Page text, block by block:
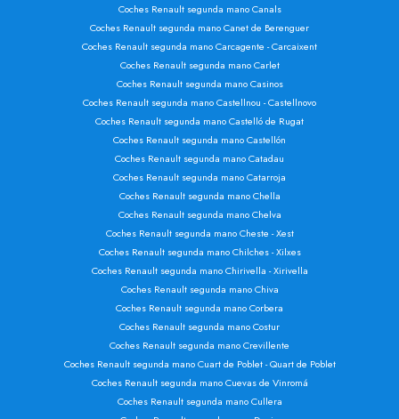
Coches Renault segunda mano Canals
Coches Renault segunda mano Canet de Berenguer
Coches Renault segunda mano Carcagente - Carcaixent
Coches Renault segunda mano Carlet
Coches Renault segunda mano Casinos
Coches Renault segunda mano Castellnou - Castellnovo
Coches Renault segunda mano Castelló de Rugat
Coches Renault segunda mano Castellón
Coches Renault segunda mano Catadau
Coches Renault segunda mano Catarroja
Coches Renault segunda mano Chella
Coches Renault segunda mano Chelva
Coches Renault segunda mano Cheste - Xest
Coches Renault segunda mano Chilches - Xilxes
Coches Renault segunda mano Chirivella - Xirivella
Coches Renault segunda mano Chiva
Coches Renault segunda mano Corbera
Coches Renault segunda mano Costur
Coches Renault segunda mano Crevillente
Coches Renault segunda mano Cuart de Poblet - Quart de Poblet
Coches Renault segunda mano Cuevas de Vinromá
Coches Renault segunda mano Cullera